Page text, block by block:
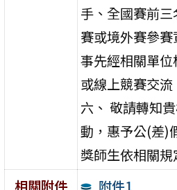
手、全國賽前
賽或境外賽參
事先經相關單
或線上競賽交流
六、 敬請轉知
動，惠予公(差)
獎師生依相關規
相關附件
附件1